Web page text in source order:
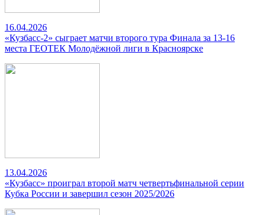
16.04.2026
«Кузбасс-2» сыграет матчи второго тура Финала за 13-16
места ГЕОТЕК Молодёжной лиги в Красноярске
13.04.2026
«Кузбасс» проиграл второй матч четвертьфинальной серии
Кубка России и завершил сезон 2025/2026